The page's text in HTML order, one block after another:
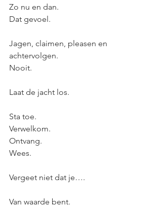
Zo nu en dan.
Dat gevoel.
Jagen, claimen, pleasen en
achtervolgen.
Nooit.
Laat de jacht los.
Sta toe.
Verwelkom.
Ontvang.
Wees.
Vergeet niet dat je….
Van waarde bent.